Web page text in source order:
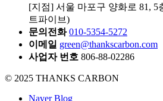
[지점] 서울 마포구 양화로 81, 5
트파이브)
문의전화 010-5354-5272
이메일 green@thankscarbon.com
사업자 번호 806-88-02286
© 2025 THANKS CARBON
Naver Blog